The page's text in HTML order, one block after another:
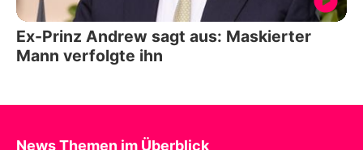
Ex-Prinz Andrew sagt aus: Maskierter
Mann verfolgte ihn
News Themen im Überblick